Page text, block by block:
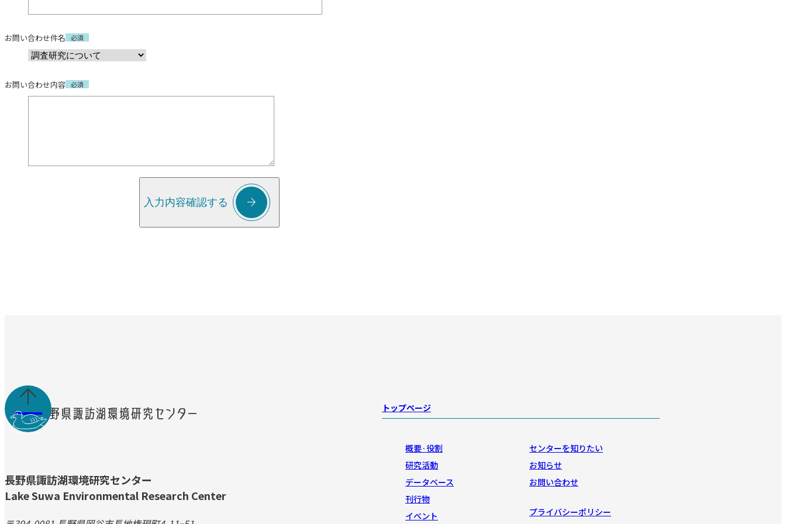
お問い合わせ件名 必須
お問い合わせ内容 必須
入力内容確認する 

長野県諏訪湖環境研究センター
Lake Suwa Environmental Research Center
トップページ
概要·役割
研究活動
データベース
刊行物
イベント
センターを知りたい
お知らせ
お問い合わせ
プライバシーポリシー